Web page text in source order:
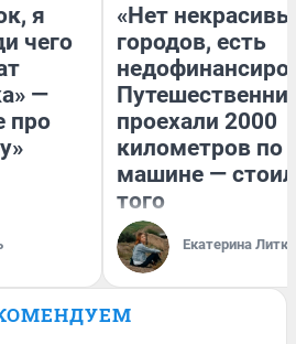
я
чего
—
про
«Нет
городов, есть
проехали 2000
километров по
машине —
того
Екатерина